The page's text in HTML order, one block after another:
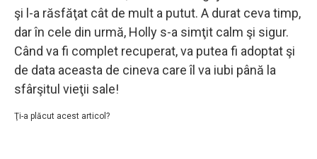
şi l-a răsfăţat cât de mult a putut. A durat ceva timp,
dar în cele din urmă, Holly s-a simţit calm şi sigur.
Când va fi complet recuperat, va putea fi adoptat şi
de data aceasta de cineva care îl va iubi până la
sfârşitul vieţii sale!
Ţi-a plăcut acest articol?